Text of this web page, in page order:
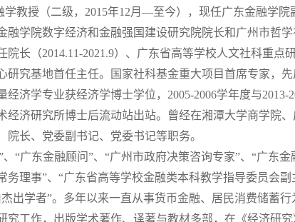
教授（二级，2015年12月—至今），现任广东金融学
学院数字经济和金融强国建设研究院院长和广州市哲
院长（2014.11-2021.9）、广东省高等学校人文社科重
究基地首任主任。国家社科基金重大项目首席专家，
济学专业获经济学博士学位，2005-2006学年度与
经济研究所博士后流动站出站。曾经在湘潭大学商学院
长、党委副书记、党委书记等职务。
“广东金融顾问”、“广州市政府决策咨询专家”、“广东
理事”、“广东省高等学校金融类本科教学指导委员会
出学者”。多年以来一直从事货币金融、居民消费储蓄
究工作，出版学术著作、译著与教材多部，在《经济研